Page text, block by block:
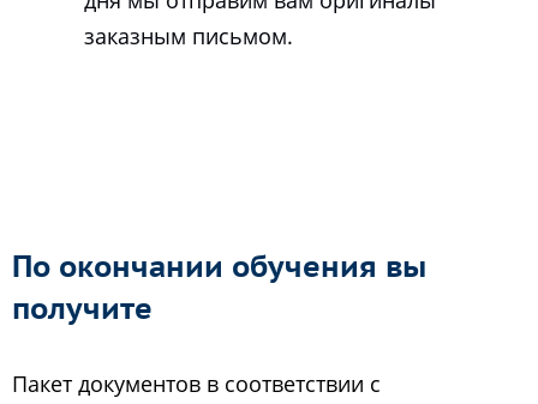
заказным письмом.
По окончании обучения вы
получите
Пакет документов в соответствии с